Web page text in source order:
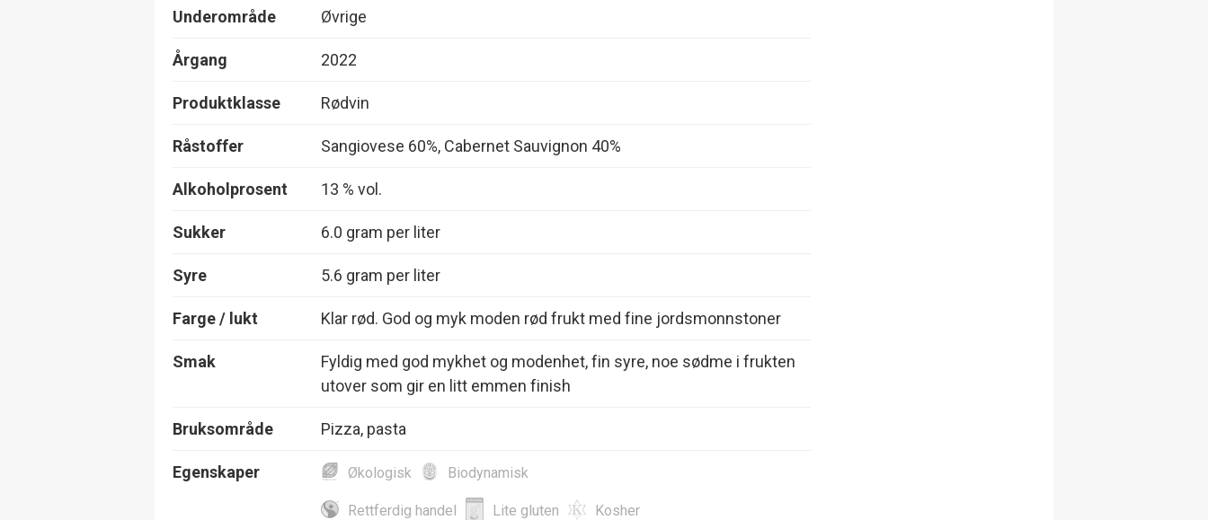
Underområde Øvrige
Årgang 2022
Produktklasse Rødvin
Råstoffer Sangiovese 60%, Cabernet Sauvignon 40%
Alkoholprosent 13 % vol.
Sukker 6.0 gram per liter
Syre 5.6 gram per liter
Farge / lukt Klar rød. God og myk moden rød frukt med fine jordsmonnstoner
Smak
Fyldig med god mykhet og modenhet, fin syre, noe sødme i frukten
utover som gir en litt emmen finish
Bruksområde Pizza, pasta
Egenskaper Økologisk Biodynamisk
Rettferdig handel Lite gluten Kosher